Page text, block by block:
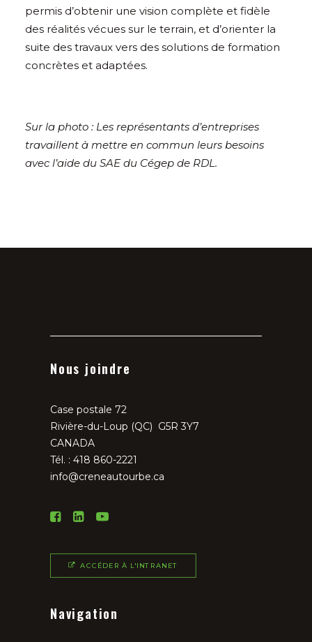
permis d’obtenir une vision complète et fidèle
des réalités vécues sur le terrain, et d’orienter la
suite des travaux vers des solutions de formation
concrètes et adaptées.
Sur la photo : Les représentants d’entreprises
travaillent à mettre en commun leurs besoins
avec l’aide du SAE du Cégep de RDL.
Nous joindre
Case postale 72
Rivière-du-Loup (QC) G5R 3Y7
CANADA
Tél. : 418 860-2221
info@creneautourbe.ca
ACCÉDER À L'INTRANET
Navigation